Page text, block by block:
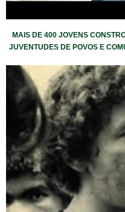
MAIS DE 400 JOVENS
JUVENTUDES DE POVOS E